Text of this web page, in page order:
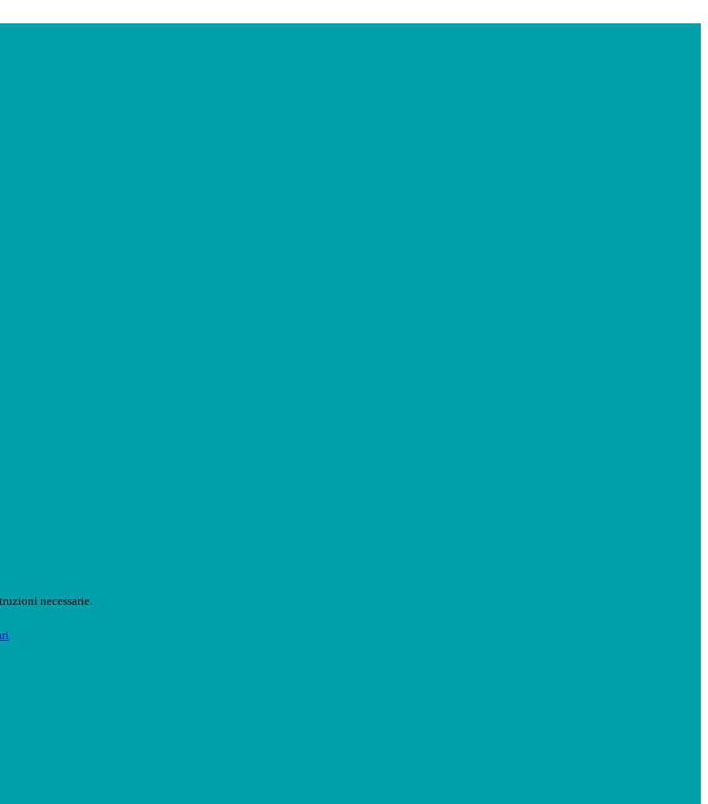
necessarie.